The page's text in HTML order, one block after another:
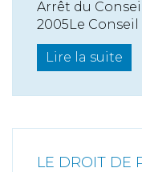
Arrêt du
2005Le Conseil
Lire la suite
LE DROIT DE